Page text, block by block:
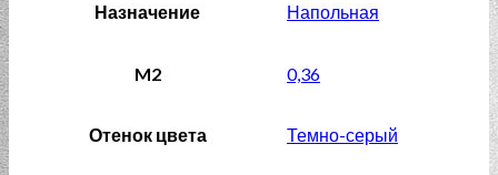
Назначение Напольная
M2 0,36
Отенок цвета Темно-серый